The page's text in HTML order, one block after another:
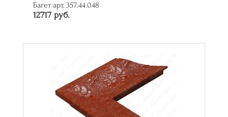
Багет арт. 357.44.048
12717 руб.